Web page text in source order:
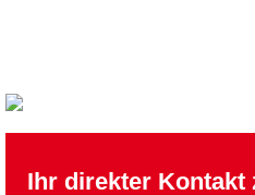
Ihr direkter Kontakt